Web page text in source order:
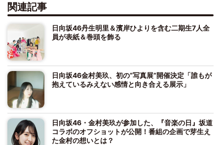
関連記事
日向坂46丹生明里＆濱岸ひよりを含む二期生7人全
員が表紙＆巻頭を飾る
日向坂46金村美玖、初の“写真展”開催決定「誰もが
抱えているみえない感情と向き合える展示」
日向坂46・金村美玖が参加した、『音楽の日』坂道
コラボのオフショットが公開！番組の企画で芽生え
た金村の想いとは？